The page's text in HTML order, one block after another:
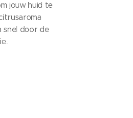
jouw huid te
snel door de